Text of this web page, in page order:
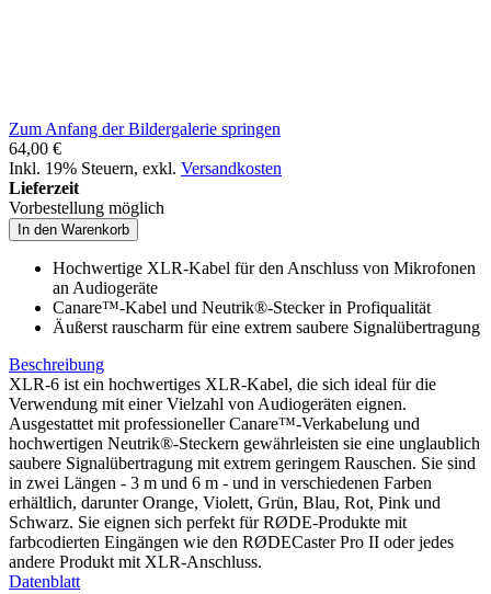
Zum Anfang der Bildergalerie springen
64,00 €
Inkl. 19% Steuern, exkl. Versandkosten
Lieferzeit
Vorbestellung möglich
In den Warenkorb
Hochwertige XLR-Kabel für den Anschluss von Mikrofonen
an Audiogeräte
Canare™-Kabel und Neutrik®-Stecker in Profiqualität
Äußerst rauscharm für eine extrem saubere Signalübertragung
Beschreibung
XLR-6 ist ein hochwertiges XLR-Kabel, die sich ideal für die
Verwendung mit einer Vielzahl von Audiogeräten eignen.
Ausgestattet mit professioneller Canare™-Verkabelung und
hochwertigen Neutrik®-Steckern gewährleisten sie eine unglaublich
saubere Signalübertragung mit extrem geringem Rauschen. Sie sind
in zwei Längen - 3 m und 6 m - und in verschiedenen Farben
erhältlich, darunter Orange, Violett, Grün, Blau, Rot, Pink und
Schwarz. Sie eignen sich perfekt für RØDE-Produkte mit
farbcodierten Eingängen wie den RØDECaster Pro II oder jedes
andere Produkt mit XLR-Anschluss.
Datenblatt